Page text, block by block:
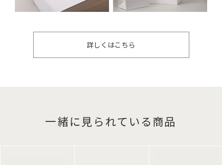
詳しくはこちら
一緒に見られている商品